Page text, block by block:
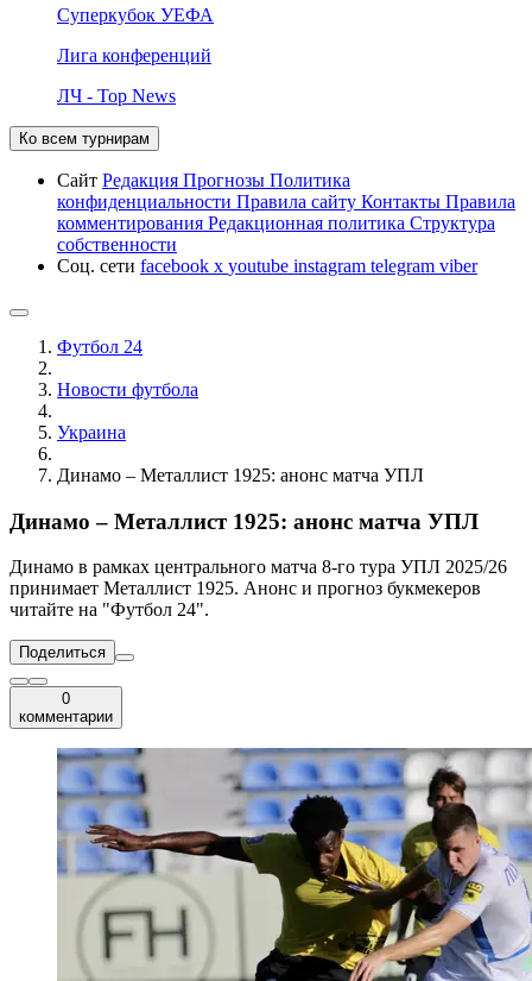
Суперкубок УЕФА
Лига конференций
ЛЧ - Top News
Ко всем турнирам
Сайт Редакция Прогнозы Политика
конфиденциальности Правила сайту Контакты Правила
комментирования Редакционная политика Структура
собственности
Соц. сети facebook x youtube instagram telegram viber
Футбол 24
Новости футбола
Украина
Динамо – Металлист 1925: анонс матча УПЛ
Динамо – Металлист 1925: анонс матча УПЛ
Динамо в рамках центрального матча 8-го тура УПЛ 2025/26
принимает Металлист 1925. Анонс и прогноз букмекеров
читайте на "Футбол 24".
Поделиться
0
комментарии